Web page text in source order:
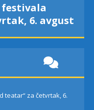
festivala
6. avgust
teatar“ za četvrtak, 6.